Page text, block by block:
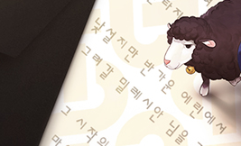
코로나코로나 2023-12-15
손재주드럽게없네 2023-12-14
검은고양이검사 2023-12-14